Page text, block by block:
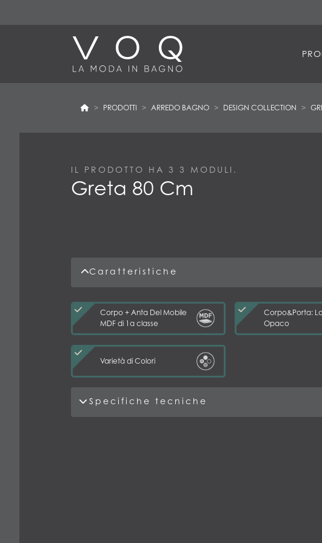
PRODOTTI ARREDO BAGNO DESIGN COLLECTION
IL PRODOTTO HA 3 3 MODULI.
Greta 80 Cm
Caratteristiche
Corpo + Anta Del Mobile
MDF di 1a classe
Corpo&Porta:
Opaco
Varietà di Colori
Specifiche tecniche